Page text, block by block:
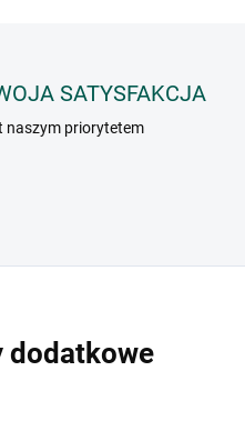
SATYSFAKCJA
naszym priorytetem
dodatkowe